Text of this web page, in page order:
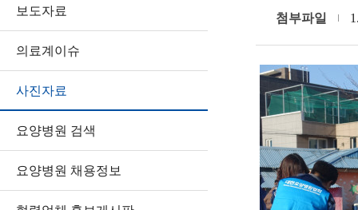
보도자료
의료계이슈
사진자료
요양병원 검색
요양병원 채용정보
첨부파일